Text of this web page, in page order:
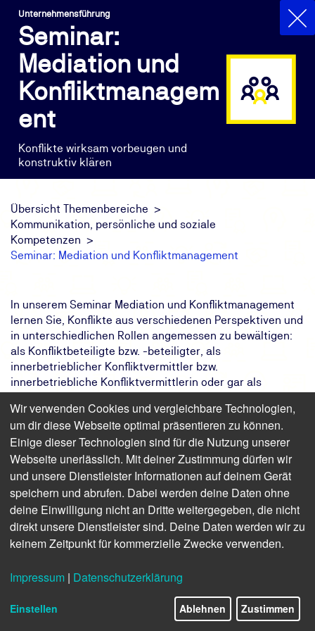
Unternehmensführung
Seminar:
Mediation und
Konfliktmanagem
ent
Konflikte wirksam vorbeugen und
konstruktiv klären
Übersicht Themenbereiche
Kommunikation, persönliche und soziale
Kompetenzen
Seminar: Mediation und Konfliktmanagement
In unserem Seminar Mediation und Konfliktmanagement
lernen Sie, Konflikte aus verschiedenen Perspektiven und
in unterschiedlichen Rollen angemessen zu bewältigen:
als Konfliktbeteiligte bzw. -beteiligter, als
innerbetrieblicher Konfliktvermittler bzw.
innerbetriebliche Konfliktvermittlerin oder gar als
Ursachen von Konflikten im Arbeitsalltag kennen und
verstehen, wie Sie darauf idealerweise reagieren können.
Unsere erfahrenen Referentinnen und Referenten
präsentieren Ihnen einfach anwendbare
Verhaltensweisen und Gesprächstechniken, die Sie im
Konfliktfall einsetzen können. Damit Sie in realen
Situationen auch künftig souverän reagieren werden,
üben Sie in unserem Seminar anhand praxisnaher
Fallbeispiele diese intensiv und unter fachlicher
Das Ziel:
Bessere Zusammenarbeit durch guten
Umgang in Konfliktsituationen
Das Ergebnis:
Sie erkennen Konflikte frühzeitig und
Wir verwenden Cookies und vergleichbare Technologien,
um dir diese Webseite optimal präsentieren zu können.
Einige dieser Technologien sind für die Nutzung unserer
Webseite unerlässlich. Mit deiner Zustimmung dürfen wir
und unsere Dienstleister Informationen auf deinem Gerät
speichern und abrufen. Dabei werden deine Daten ohne
deine Einwilligung nicht an Dritte weitergegeben, die nicht
direkt unsere Dienstleister sind. Deine Daten werden wir zu
keinem Zeitpunkt für kommerzielle Zwecke verwenden.
Impressum | Datenschutzerklärung
Einstellen Ablehnen Zustimmen